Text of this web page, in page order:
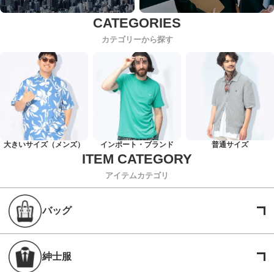
カテゴリーから探す
大きいサイズ（メンズ） インポート・ブランド 普通サイズ
アイテムカテゴリ
バッグ
紳士服